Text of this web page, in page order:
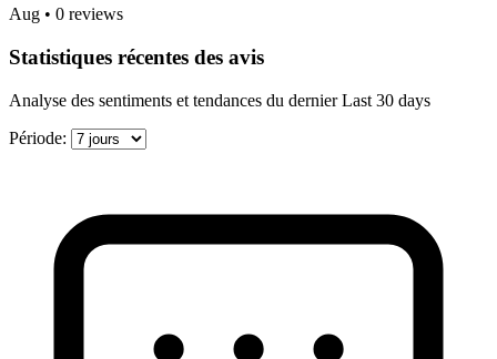
Aug • 0 reviews
Statistiques récentes des avis
Analyse des sentiments et tendances du dernier Last 30 days
Période: